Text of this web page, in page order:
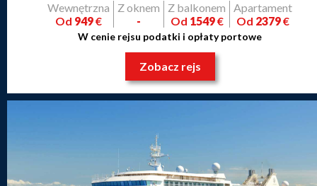
Wewnętrzna
Od 949€
Z oknem
-
Z balkonem
Od 1549€
Apartament
Od 2379€
W cenie rejsu podatki i opłaty portowe
Zobacz rejs